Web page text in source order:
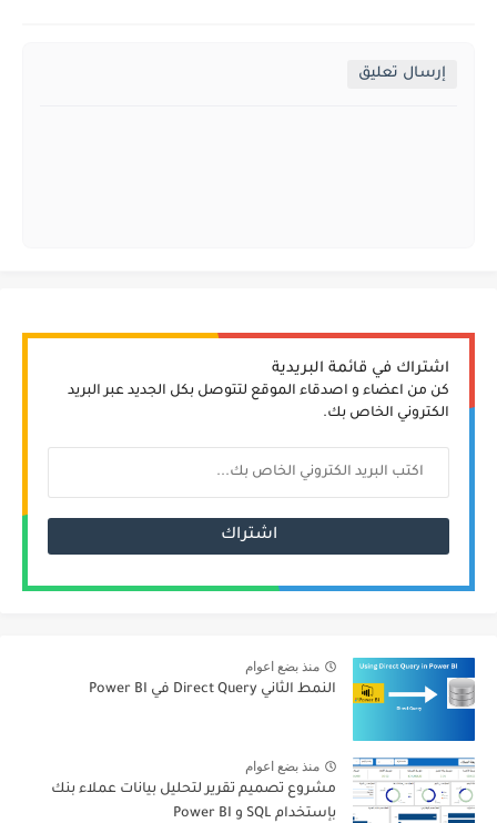
إرسال تعليق
اشتراك في قائمة البريدية
كن من اعضاء و اصدقاء الموقع لتتوصل بكل الجديد عبر البريد
الكتروني الخاص بك.
منذ بضع اعوام
النمط الثاني Direct Query في Power BI
منذ بضع اعوام
مشروع تصميم تقرير لتحليل بيانات عملاء بنك
بإستخدام SQL و Power BI